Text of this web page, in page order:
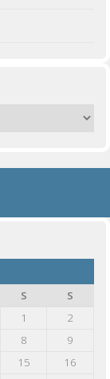
S
S
1
2
8
9
15
16